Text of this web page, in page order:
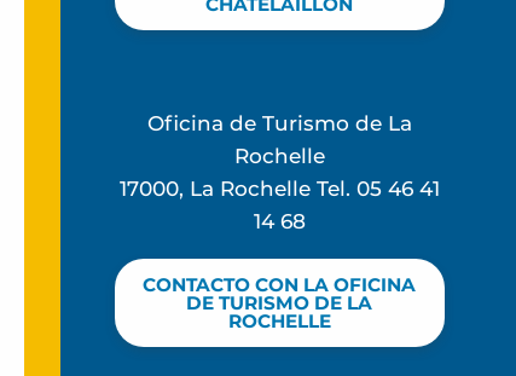
CHÂTELAILLON
Oficina de Turismo de La
Rochelle
17000, La Rochelle Tel. 05 46 41
14 68
CONTACTO CON LA OFICINA
DE TURISMO DE LA
ROCHELLE